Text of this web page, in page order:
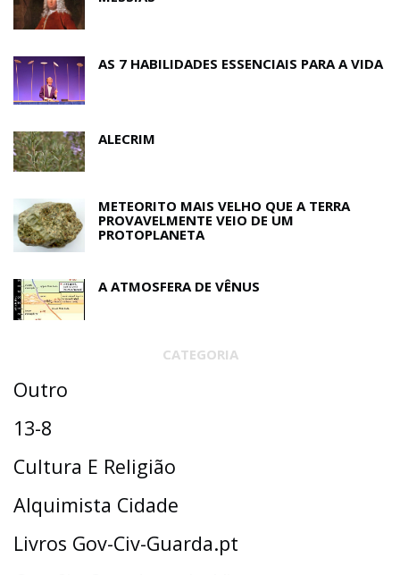
AS 7 HABILIDADES ESSENCIAIS PARA A VIDA
ALECRIM
METEORITO MAIS VELHO QUE A TERRA
PROVAVELMENTE VEIO DE UM
PROTOPLANETA
A ATMOSFERA DE VÊNUS
CATEGORIA
Outro
13-8
Cultura E Religião
Alquimista Cidade
Livros Gov-Civ-Guarda.pt